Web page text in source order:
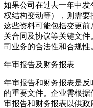
如果公司在过去一年中
权结构变动等），则需要
这些资料可能包括变更
关合同及协议等关键文
司业务的合法性和合规性
年审报告及财务报表
年审报告和财务报表是
的重要文件。企业需根
审报告和财务报表以供